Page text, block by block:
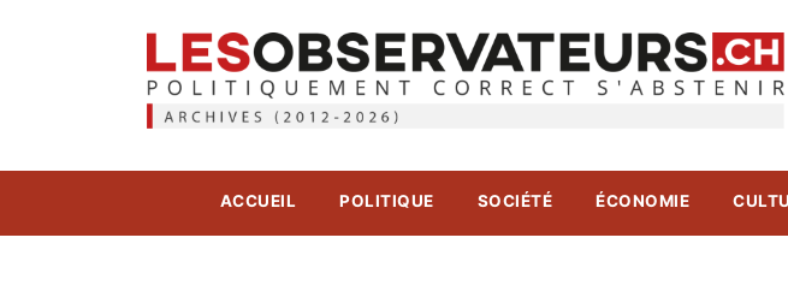
ACCUEIL POLITIQUE SOCIÉTÉ ÉCONOMIE